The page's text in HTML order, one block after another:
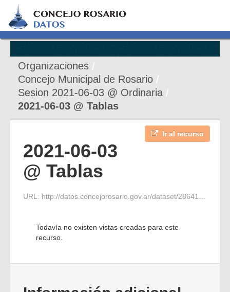
Organizaciones
Concejo Municipal de Rosario
Sesion 2021-06-03 @ Ordinaria
2021-06-03 @ Tablas
Ir al recurso
2021-06-03
@ Tablas
URL: http://datos.concejorosario.gov.ar/dataset/286417e7-417b-4a01-9090-f7ad3178baab/resource/3dfbb63d-f5ab-473b-a558-1d06736804b4/download/listado_447.pdf
Todavía no existen vistas creadas para este
recurso.